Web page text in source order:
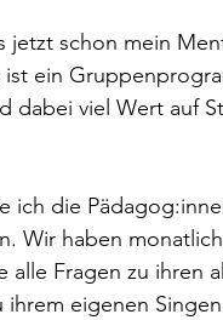
jetzt schon mein
ist ein
dabei viel Wert auf
ich die
Wir haben
alle Fragen zu ihren
ihrem eigenen